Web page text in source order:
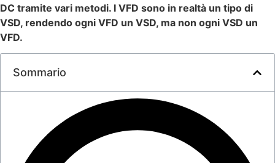
DC tramite vari metodi. I VFD sono in realtà un tipo di
VSD, rendendo ogni VFD un VSD, ma non ogni VSD un
VFD.
Sommario